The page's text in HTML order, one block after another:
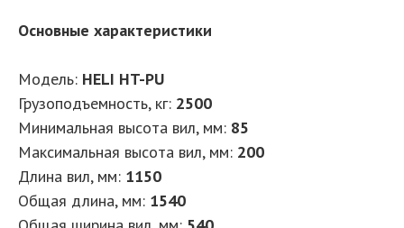
Основные характеристики
Модель: HELI HT-PU
Грузоподъемность, кг: 2500
Минимальная высота вил, мм: 85
Максимальная высота вил, мм: 200
Длина вил, мм: 1150
Общая длина, мм: 1540